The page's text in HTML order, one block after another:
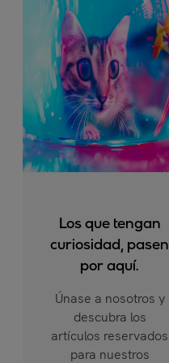
Los que tengan
curiosidad, pasen
por aquí.
Únase a nosotros y
descubra los
artículos reservados
para nuestros